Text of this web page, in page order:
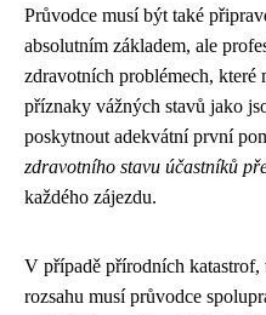
Průvodce musí být také
absolutním základem, ale
zdravotních problémech, které
příznaky vážných stavů jako
poskytnout adekvátní první
zdravotního stavu účastníků
každého zájezdu.
V případě přírodních
rozsahu musí průvodce